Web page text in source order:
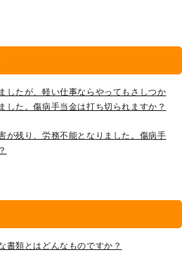
したが、軽い仕事ならやってもさしつか
した。傷病手当金は打ち切られますか？
が残り、労務不能となりました。傷病手
書類とはどんなものですか？